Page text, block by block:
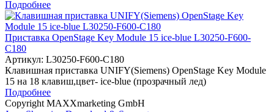
Подробнее
Приставка OpenStage Key Module 15 ice-blue L30250-F600-
C180
Артикул: L30250-F600-C180
Клавишная приставка UNIFY(Siemens) OpenStage Key Module
15 на 18 клавиш,цвет- ice-blue (прозрачный лед)
Подробнее
Copyright MAXXmarketing GmbH